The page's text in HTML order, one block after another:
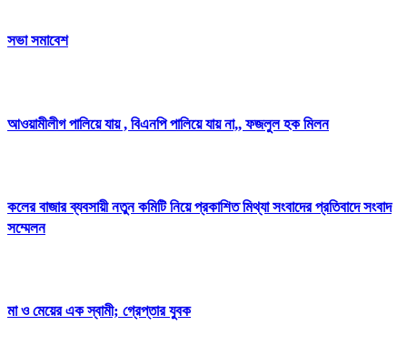
সভা সমাবেশ
আওয়ামীলীগ পালিয়ে যায় , বিএনপি পালিয়ে যায় না,, ফজলুল হক মিলন
কলের বাজার ব্যবসায়ী নতুন কমিটি নিয়ে প্রকাশিত মিথ্যা সংবাদের প্রতিবাদে সংবাদ
সম্মেলন
মা ও মেয়ের এক স্বামী; গ্রেপ্তার যুবক